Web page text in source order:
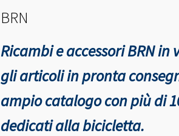
BRN
Ricambi e accessori BRN
gli articoli in pronta
ampio catalogo con più di
dedicati alla bicicletta.